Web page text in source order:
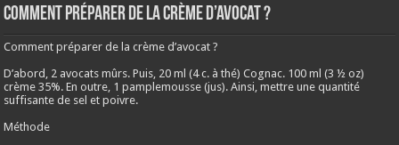
Comment préparer de la crème d’avocat ?
Comment préparer de la crème d’avocat ?
D’abord, 2 avocats mûrs. Puis, 20 ml (4 c. à thé) Cognac. 100 ml (3 ½ oz)
crème 35%. En outre, 1 pamplemousse (jus). Ainsi, mettre une quantité
suffisante de sel et poivre.
Méthode